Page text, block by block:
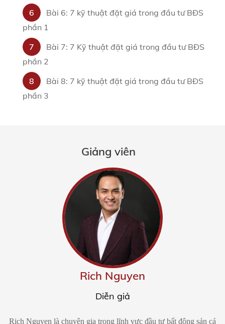
6
Bài 6: 7 kỹ thuật đặt giá trong đầu tư BĐS
phần 1
7
Bài 7: 7 Kỹ thuật đặt giá trong đầu tư BĐS
phần 2
8
Bài 8: 7 kỹ thuật đặt giá trong đầu tư BĐS
phần 3
Giảng viên
Rich Nguyen
Diễn giả
Rich Nguyen là chuyên gia trong lĩnh vực đầu tư bất động sản cá